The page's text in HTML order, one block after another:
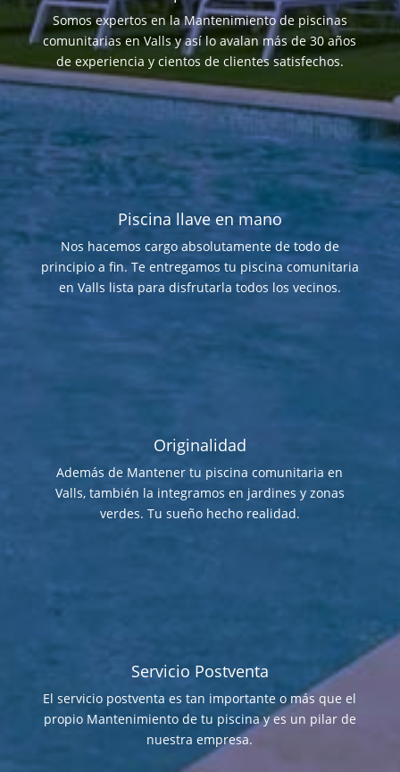
Somos expertos en la Mantenimiento de piscinas
comunitarias en Valls y así lo avalan más de 30 años
de experiencia y cientos de clientes satisfechos.
Piscina llave en mano
Nos hacemos cargo absolutamente de todo de
principio a fin. Te entregamos tu piscina comunitaria
en Valls lista para disfrutarla todos los vecinos.
Originalidad
Además de Mantener tu piscina comunitaria en
Valls, también la integramos en jardines y zonas
verdes. Tu sueño hecho realidad.
Servicio Postventa
El servicio postventa es tan importante o más que el
propio Mantenimiento de tu piscina y es un pilar de
nuestra empresa.